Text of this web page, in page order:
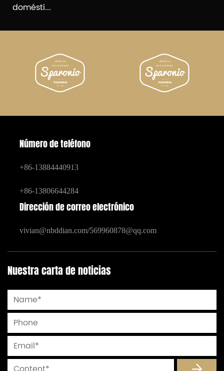
domésti...
Número de teléfono
+86-13884440913
+86-13806644284
Dirección de correo electrónico
vivian@nbddian.com/569960878@qq.com
Nuestra carta de noticias